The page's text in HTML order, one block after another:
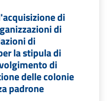
di
di
di
la stipula di
di
delle colonie
padrone